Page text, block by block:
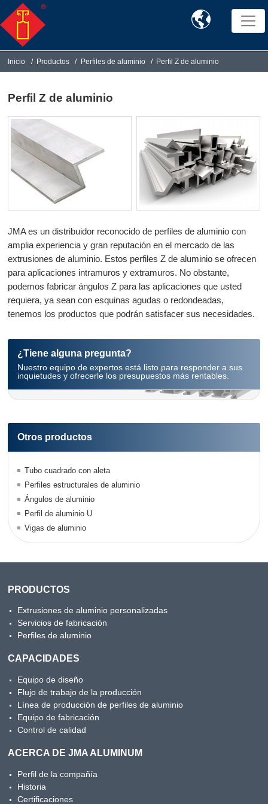

Inicio Productos Perfiles de aluminio Perfil Z de aluminio
Perfil Z de aluminio
JMA es un distribuidor reconocido de perfiles de aluminio con
amplia experiencia y gran reputación en el mercado de las
extrusiones de aluminio. Estos perfiles Z de aluminio se ofrecen
para aplicaciones intramuros y extramuros. No obstante,
podemos fabricar ángulos Z para las aplicaciones que usted
requiera, ya sean con esquinas agudas o redondeadas,
tenemos los productos que podrán satisfacer sus necesidades.
¿Tiene alguna pregunta?
Nuestro equipo de expertos está listo para responder a sus
inquietudes y ofrecerle los presupuestos más rentables.
Otros productos
Tubo cuadrado con aleta
Perfiles estructurales de aluminio
Ángulos de aluminio
Perfil de aluminio U
Vigas de aluminio
PRODUCTOS
Extrusiones de aluminio personalizadas
Servicios de fabricación
Perfiles de aluminio
CAPACIDADES
Equipo de diseño
Flujo de trabajo de la producción
Línea de producción de perfiles de aluminio
Equipo de fabricación
Control de calidad
ACERCA DE JMA ALUMINUM
Perfil de la compañía
Historia
Certificaciones